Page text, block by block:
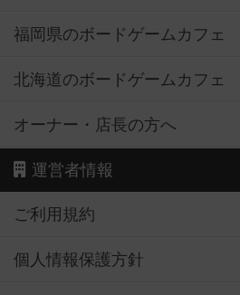
福岡県のボードゲームカフェ
北海道のボードゲームカフェ
オーナー・店長の方へ
運営者情報
ご利用規約
個人情報保護方針